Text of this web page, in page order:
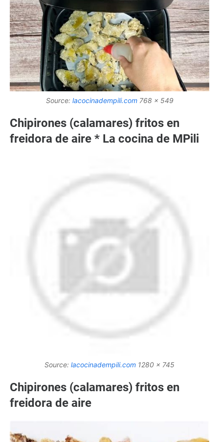
Source: lacocinadempili.com768 x 549
Chipirones (calamares) fritos en
freidora de aire * La cocina de MPili
Source: lacocinadempili.com 1280 x 745
Chipirones (calamares) fritos en
freidora de aire